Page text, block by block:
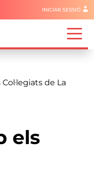
Menú del
INICIAR SESSIÓ
de La
els